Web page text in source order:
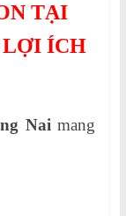
TẠI
LỢI ÍCH
Naimang